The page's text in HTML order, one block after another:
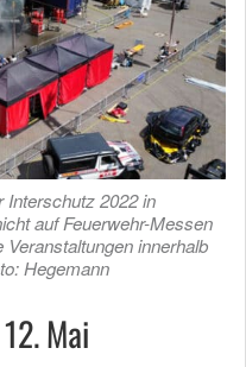
Interschutz 2022 in
auf Feuerwehr-Messen
innerhalb
Hegemann
Mai